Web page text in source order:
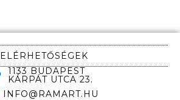
ELÉRHETŐSÉGEK
1133 BUDAPEST
KÁRPÁT UTCA 23.
INFO@RAMART.HU